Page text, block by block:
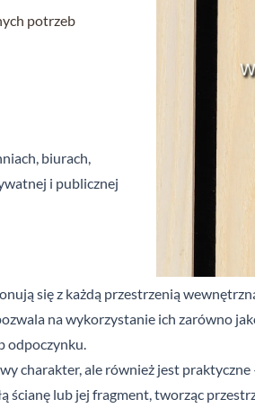
potrzeb
biurach,
i publicznej
się z każdą przestrzenią
na wykorzystanie ich zarówno
odpoczynku.
charakter, ale również jest praktyczne
ścianę lub jej fragment, tworząc